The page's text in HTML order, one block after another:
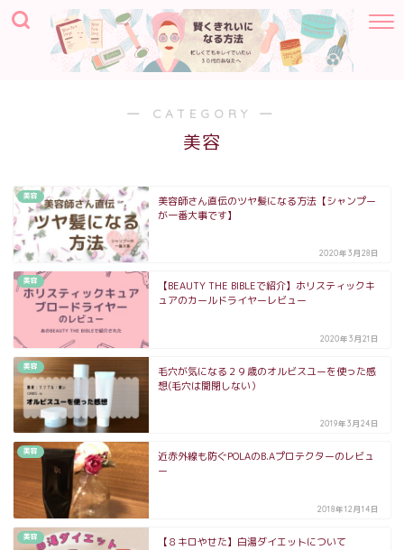
― CATEGORY ―
美容
美容
美容師さん直伝のツヤ髪になる方法【シャンプー
が一番大事です】
2020年3月28日
美容
【BEAUTY THE BIBLEで紹介】ホリスティックキ
ュアのカールドライヤーレビュー
2020年3月21日
美容
毛穴が気になる２９歳のオルビスユーを使った感
想(毛穴は開閉しない）
2019年3月24日
美容
近赤外線も防ぐPOLAのB.Aプロテクターのレビュ
ー
2018年12月14日
美容 【８キロやせた】白湯ダイエットについて